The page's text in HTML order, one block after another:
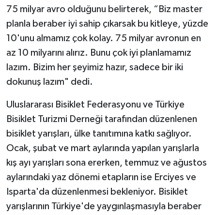
75 milyar avro olduğunu belirterek, “Biz master
planla beraber iyi sahip çıkarsak bu kitleye, yüzde
10'unu almamız çok kolay. 75 milyar avronun en
az 10 milyarını alırız. Bunu çok iyi planlamamız
lazım. Bizim her şeyimiz hazır, sadece bir iki
dokunuş lazım" dedi.
Uluslararası Bisiklet Federasyonu ve Türkiye
Bisiklet Turizmi Derneği tarafından düzenlenen
bisiklet yarışları, ülke tanıtımına katkı sağlıyor.
Ocak, şubat ve mart aylarında yapılan yarışlarla
kış ayı yarışları sona ererken, temmuz ve ağustos
aylarındaki yaz dönemi etapların ise Erciyes ve
Isparta'da düzenlenmesi bekleniyor. Bisiklet
yarışlarının Türkiye'de yaygınlaşmasıyla beraber
Sosyal medya
Spor
Teknoloji
Turizm
Yaşam